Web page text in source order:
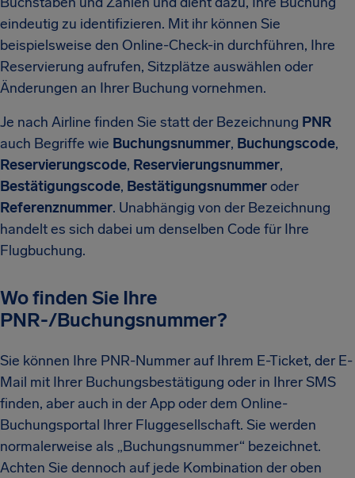
eindeutig zu identifizieren. Mit ihr können Sie
beispielsweise den Online-Check-in durchführen, Ihre
Reservierung aufrufen, Sitzplätze auswählen oder
Änderungen an Ihrer Buchung vornehmen.
Je nach Airline finden Sie statt der Bezeichnung PNR
auch Begriffe wie Buchungsnummer, Buchungscode,
Reservierungscode, Reservierungsnummer,
Bestätigungscode, Bestätigungsnummeroder
Referenznummer. Unabhängig von der Bezeichnung
handelt es sich dabei um denselben Code für Ihre
Flugbuchung.
Wo finden Sie Ihre
PNR-/Buchungsnummer?
Sie können Ihre PNR-Nummer auf Ihrem E-Ticket, der E-
Mail mit Ihrer Buchungsbestätigung oder in Ihrer SMS
finden, aber auch in der App oder dem Online-
Buchungsportal Ihrer Fluggesellschaft. Sie werden
normalerweise als „Buchungsnummer“ bezeichnet.
Achten Sie dennoch auf jede Kombination der oben